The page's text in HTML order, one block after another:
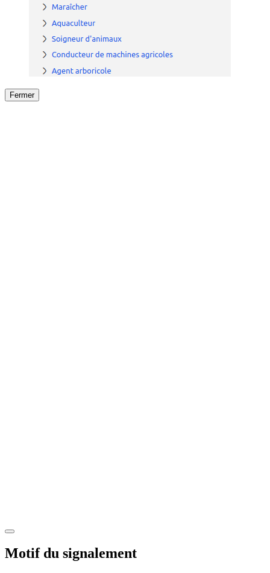
Fermer
Motif du signalement